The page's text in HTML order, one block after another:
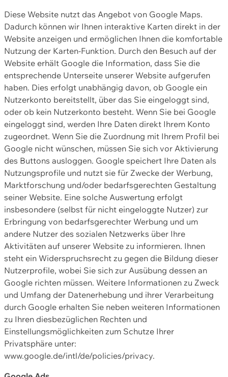
Diese Website nutzt das Angebot von Google Maps.
Dadurch können wir Ihnen interaktive Karten direkt in der
Website anzeigen und ermöglichen Ihnen die komfortable
Nutzung der Karten-Funktion. Durch den Besuch auf der
Website erhält Google die Information, dass Sie die
entsprechende Unterseite unserer Website aufgerufen
haben. Dies erfolgt unabhängig davon, ob Google ein
Nutzerkonto bereitstellt, über das Sie eingeloggt sind,
oder ob kein Nutzerkonto besteht. Wenn Sie bei Google
eingeloggt sind, werden Ihre Daten direkt Ihrem Konto
zugeordnet. Wenn Sie die Zuordnung mit Ihrem Profil bei
Google nicht wünschen, müssen Sie sich vor Aktivierung
des Buttons ausloggen. Google speichert Ihre Daten als
Nutzungsprofile und nutzt sie für Zwecke der Werbung,
Marktforschung und/oder bedarfsgerechten Gestaltung
seiner Website. Eine solche Auswertung erfolgt
insbesondere (selbst für nicht eingeloggte Nutzer) zur
Erbringung von bedarfsgerechter Werbung und um
andere Nutzer des sozialen Netzwerks über Ihre
Aktivitäten auf unserer Website zu informieren. Ihnen
steht ein Widerspruchsrecht zu gegen die Bildung dieser
Nutzerprofile, wobei Sie sich zur Ausübung dessen an
Google richten müssen. Weitere Informationen zu Zweck
und Umfang der Datenerhebung und ihrer Verarbeitung
durch Google erhalten Sie neben weiteren Informationen
zu Ihren diesbezüglichen Rechten und
Einstellungsmöglichkeiten zum Schutze Ihrer
Privatsphäre unter:
www.google.de/intl/de/policies/privacy.